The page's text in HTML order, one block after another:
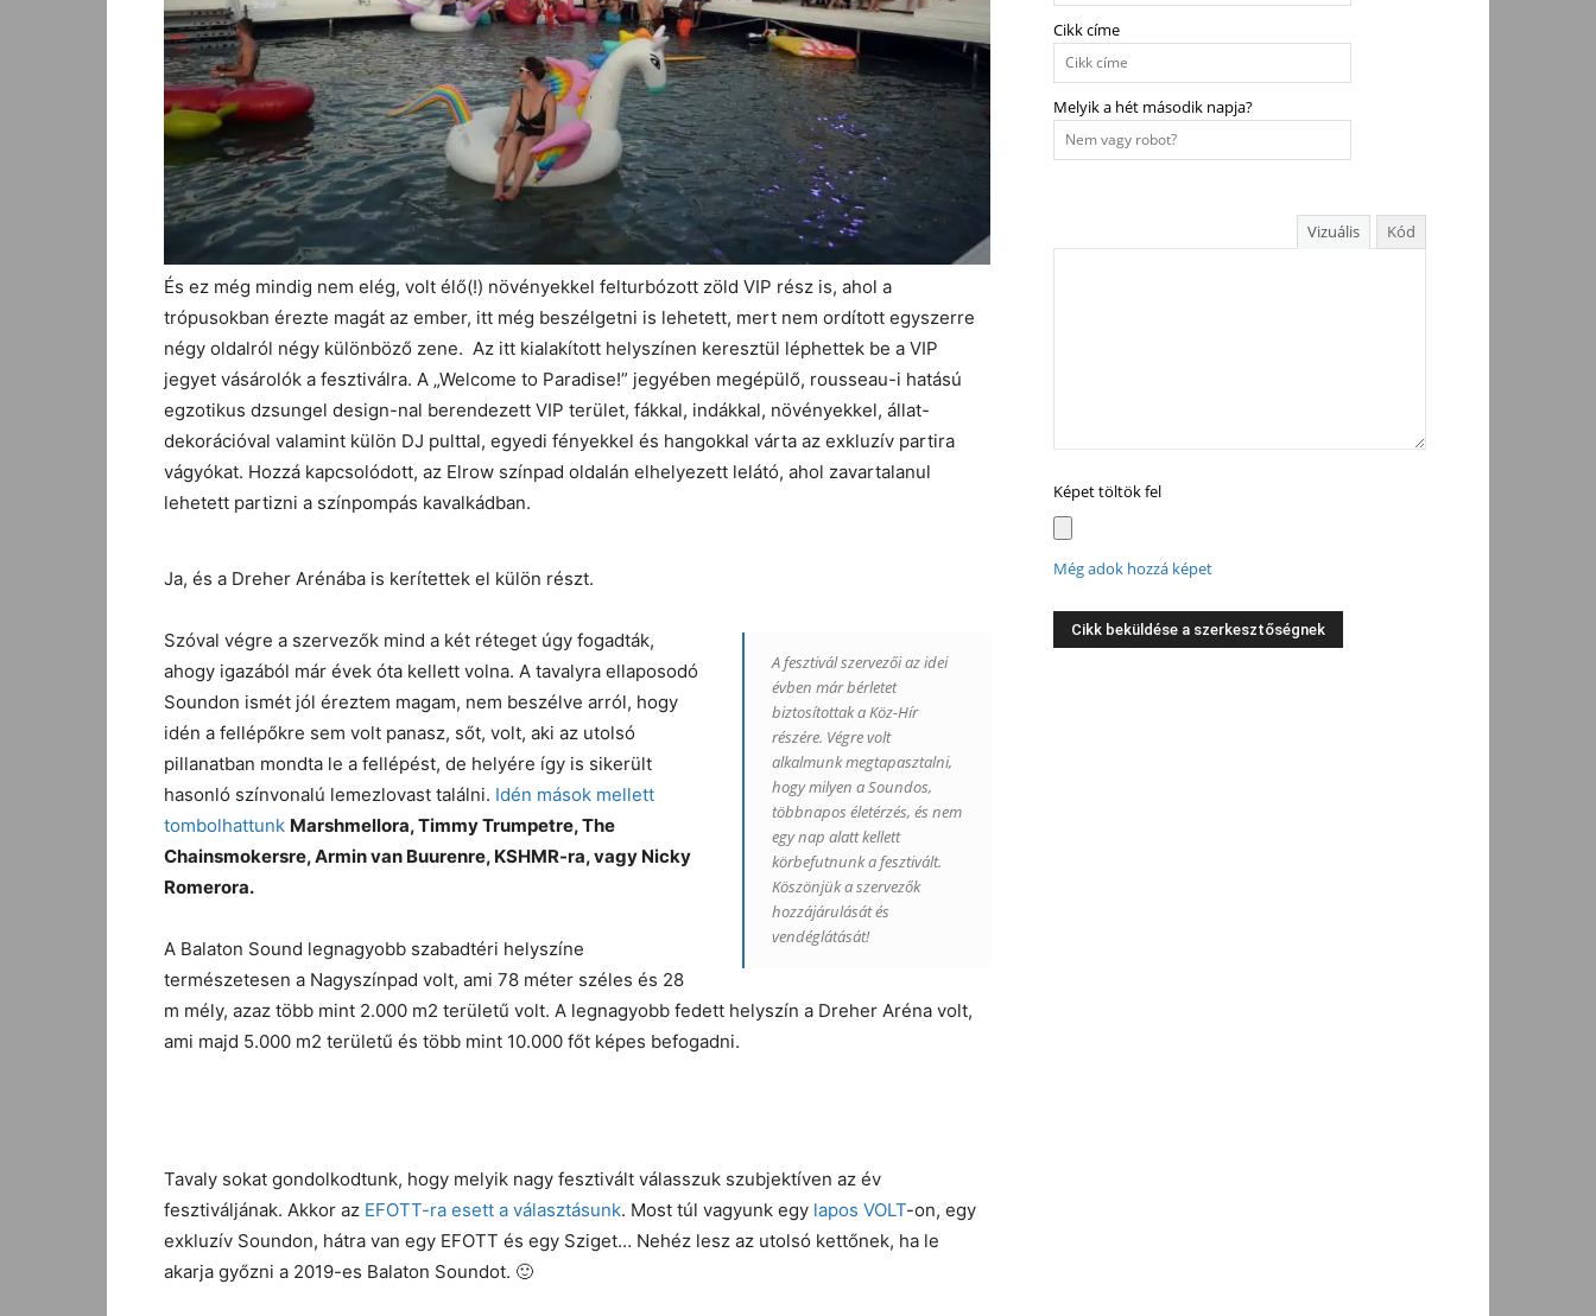
És ez még mindig nem elég, volt élő(!) növényekkel felturbózott zöld VIP rész is, ahol a
trópusokban érezte magát az ember, itt még beszélgetni is lehetett, mert nem ordított egyszerre
négy oldalról négy különböző zene. Az itt kialakított helyszínen keresztül léphettek be a VIP
jegyet vásárolók a fesztiválra. A „Welcome to Paradise!” jegyében megépülő, rousseau-i hatású
egzotikus dzsungel design-nal berendezett VIP terület, fákkal, indákkal, növényekkel, állat-
dekorációval valamint külön DJ pulttal, egyedi fényekkel és hangokkal várta az exkluzív partira
vágyókat. Hozzá kapcsolódott, az Elrow színpad oldalán elhelyezett lelátó, ahol zavartalanul
lehetett partizni a színpompás kavalkádban.
Ja, és a Dreher Arénába is kerítettek el külön részt.
A fesztivál szervezői az idei
évben már bérletet
biztosítottak a Köz-Hír
részére. Végre volt
alkalmunk megtapasztalni,
hogy milyen a Soundos,
többnapos életérzés, és nem
egy nap alatt kellett
körbefutnunk a fesztivált.
Köszönjük a szervezők
hozzájárulását és
vendéglátását!
Szóval végre a szervezők mind a két réteget úgy fogadták,
ahogy igazából már évek óta kellett volna. A tavalyra ellaposodó
Soundon ismét jól éreztem magam, nem beszélve arról, hogy
idén a fellépőkre sem volt panasz, sőt, volt, aki az utolsó
pillanatban mondta le a fellépést, de helyére így is sikerült
hasonló színvonalú lemezlovast találni. Idén mások mellett
tombolhattunk Marshmellora, Timmy Trumpetre, The
Chainsmokersre, Armin van Buurenre, KSHMR-ra, vagy Nicky
Romerora.
A Balaton Sound legnagyobb szabadtéri helyszíne
természetesen a Nagyszínpad volt, ami 78 méter széles és 28
m mély, azaz több mint 2.000 m2 területű volt. A legnagyobb fedett helyszín a Dreher Aréna volt,
ami majd 5.000 m2 területű és több mint 10.000 főt képes befogadni.
Tavaly sokat gondolkodtunk, hogy melyik nagy fesztivált válasszuk szubjektíven az év
fesztiváljának. Akkor az EFOTT-ra esett a választásunk. Most túl vagyunk egy lapos VOLT-on, egy
exkluzív Soundon, hátra van egy EFOTT és egy Sziget… Nehéz lesz az utolsó kettőnek, ha le
akarja győzni a 2019-es Balaton Soundot. 🙂
Cikk címe
Melyik a hét második napja?
Vizuális Kód
Képet töltök fel
Még adok hozzá képet